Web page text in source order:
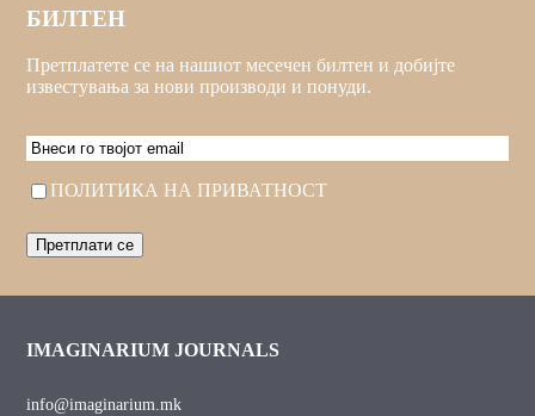
БИЛТЕН
Претплатете се на нашиот месечен билтен и добијте
известувања за нови производи и понуди.
EMAIL
Consent
ПОЛИТИКА НА ПРИВАТНОСТ
IMAGINARIUM JOURNALS
info@imaginarium.mk